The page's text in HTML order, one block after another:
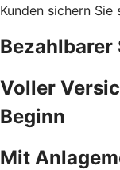
Kunden sichern
Bezahlbarer
Voller
Beginn
Mit